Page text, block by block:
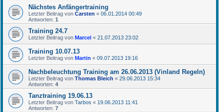
Nächstes Anfängertraining
Letzter Beitrag von Carsten « 06.01.2014 00:49
Antworten: 1
Training 24.7
Letzter Beitrag von Marcel « 21.07.2013 23:02
Training 10.07.13
Letzter Beitrag von Martin « 09.07.2013 19:16
Nachbeleuchtung Training am 26.06.2013 (Vinland Regeln)
Letzter Beitrag von Thomas Bleich « 29.06.2013 15:34
Antworten: 4
Tanztraining 19.06.13
Letzter Beitrag von Tarbos « 19.06.2013 11:41
Antworten: 7